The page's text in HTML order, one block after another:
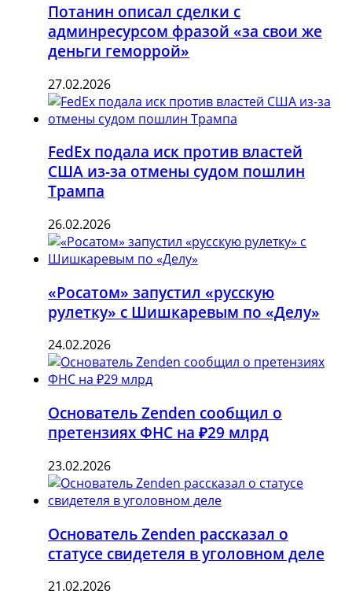
Потанин описал сделки с
админресурсом фразой «за свои же
деньги геморрой»
27.02.2026
FedEx подала иск против властей
США из-за отмены судом пошлин
Трампа
26.02.2026
«Росатом» запустил «русскую
рулетку» с Шишкаревым по «Делу»
24.02.2026
Основатель Zenden сообщил о
претензиях ФНС на ₽29 млрд
23.02.2026
Основатель Zenden рассказал о
статусе свидетеля в уголовном деле
21.02.2026